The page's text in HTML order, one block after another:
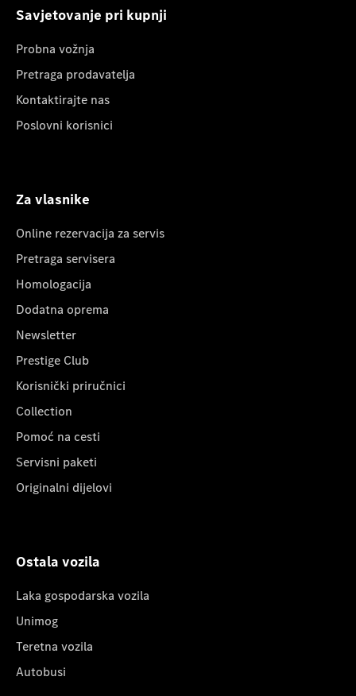
Savjetovanje pri kupnji
Probna vožnja
Pretraga prodavatelja
Kontaktirajte nas
Poslovni korisnici
Za vlasnike
Online rezervacija za servis
Pretraga servisera
Homologacija
Dodatna oprema
Newsletter
Prestige Club
Korisnički priručnici
Collection
Pomoć na cesti
Servisni paketi
Originalni dijelovi
Ostala vozila
Laka gospodarska vozila
Unimog
Teretna vozila
Autobusi